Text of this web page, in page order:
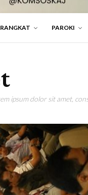
PAROKI
ipsum dolor sit amet,